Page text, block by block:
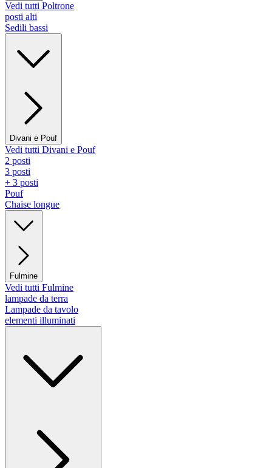
Vedi tutti Poltrone
posti alti
Sedili bassi
Divani e Pouf
Vedi tutti Divani e Pouf
2 posti
3 posti
+ 3 posti
Pouf
Chaise longue
Fulmine
Vedi tutti Fulmine
lampade da terra
Lampade da tavolo
elementi illuminati